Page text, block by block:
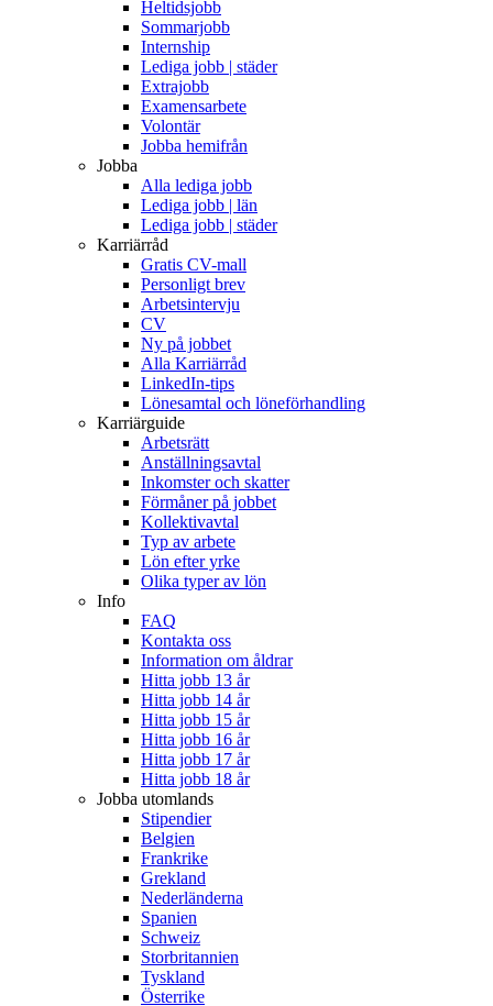
Heltidsjobb
Sommarjobb
Internship
Lediga jobb | städer
Extrajobb
Examensarbete
Volontär
Jobba hemifrån
Jobba
Alla lediga jobb
Lediga jobb | län
Lediga jobb | städer
Karriärråd
Gratis CV-mall
Personligt brev
Arbetsintervju
CV
Ny på jobbet
Alla Karriärråd
LinkedIn-tips
Lönesamtal och löneförhandling
Karriärguide
Arbetsrätt
Anställningsavtal
Inkomster och skatter
Förmåner på jobbet
Kollektivavtal
Typ av arbete
Lön efter yrke
Olika typer av lön
Info
FAQ
Kontakta oss
Information om åldrar
Hitta jobb 13 år
Hitta jobb 14 år
Hitta jobb 15 år
Hitta jobb 16 år
Hitta jobb 17 år
Hitta jobb 18 år
Jobba utomlands
Stipendier
Belgien
Frankrike
Grekland
Nederländerna
Spanien
Schweiz
Storbritannien
Tyskland
Österrike